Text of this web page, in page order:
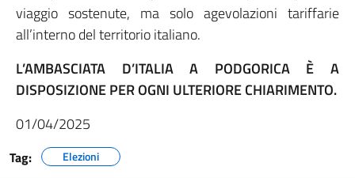
viaggio sostenute, ma solo agevolazioni tariffarie
all’interno del territorio italiano.
L’AMBASCIATA D’ITALIA A PODGORICA È A
DISPOSIZIONE PER OGNI ULTERIORE CHIARIMENTO.
01/04/2025
Tag: Elezioni